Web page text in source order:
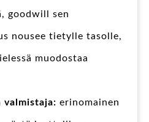
goodwill sen
nousee tietylle tasolle,
muodostaa
valmistaja: erinomainen